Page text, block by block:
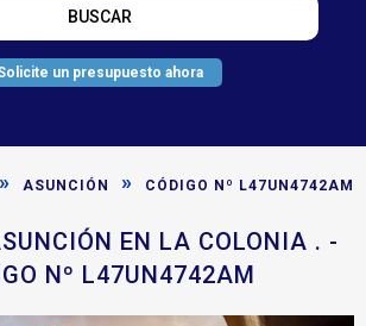
un presupuesto ahora
» ASUNCIÓN » CÓDIGO Nº L47UN4742AM
EN LA COLONIA . -
Nº L47UN4742AM